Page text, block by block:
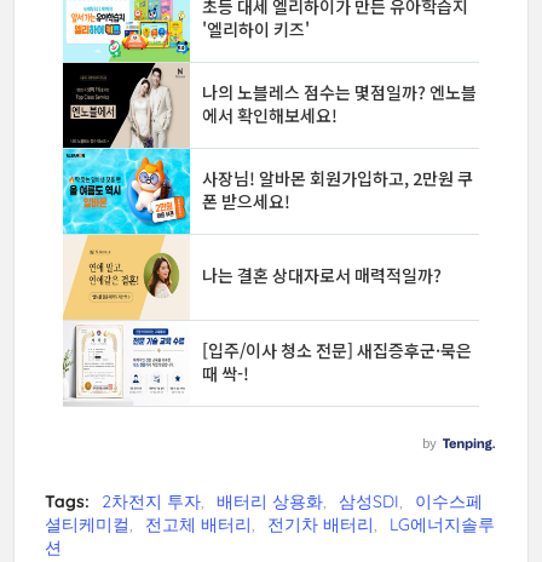
Tags: 2차전지 투자 배터리 상용화 삼성SDI
이수스페
셜티케미컬
전고체 배터리 전기차 배터리
LG에너지솔루
션